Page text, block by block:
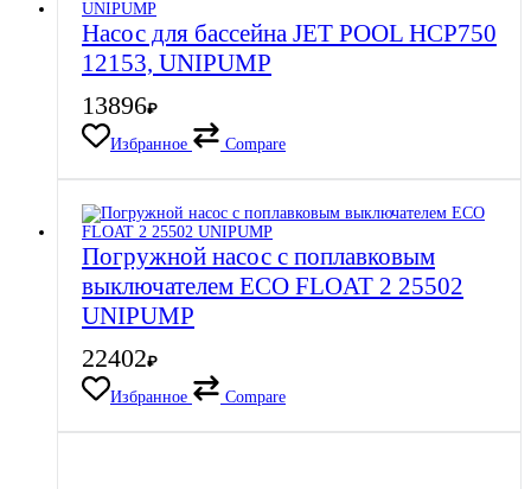
Насос для бассейна JET POOL HCP750
12153, UNIPUMP
13896₽
Избранное
Compare
Погружной насос с поплавковым
выключателем ECO FLOAT 2 25502
UNIPUMP
22402₽
Избранное
Compare